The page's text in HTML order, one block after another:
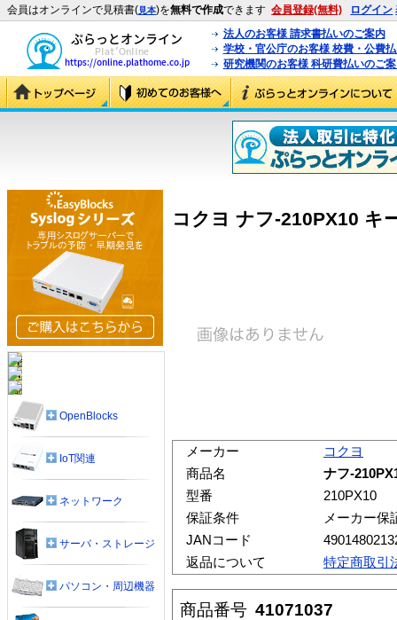
会員はオンラインで見積書(見本)を無料で作成できます 会員登録(無料) ログイン
法人のお客様 請求書払いのご案内
学校・官公庁のお客様 校費・公費
研究機関のお客様 科研費払いのご
コクヨ ナフ-210PX10 キ
メーカー
コクヨ
商品名
ナフ-
型番
210PX10
保証条件
メーカー保
JANコード
返品について
特定商取引
商品番号 41071037
OpenBlocks
IoT関連
ネットワーク
サーバ・ストレージ
パソコン・周辺機器